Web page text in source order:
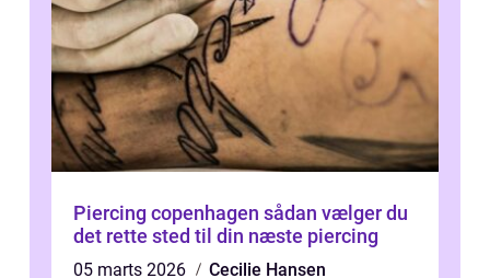
Piercing copenhagen sådan vælger du
det rette sted til din næste piercing
05 marts 2026
Cecilie Hansen